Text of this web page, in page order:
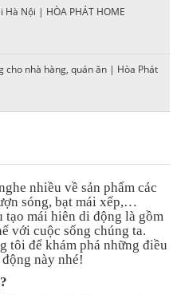
Hà Nội | HÒA PHÁT HOME
cho nhà hàng, quán ăn | Hòa Phát
nhiều về sản phẩm các
sóng, bạt mái xếp,…
mái hiên di động là gồm
với cuộc sống chúng ta.
tôi để khám phá những điều
này nhé!